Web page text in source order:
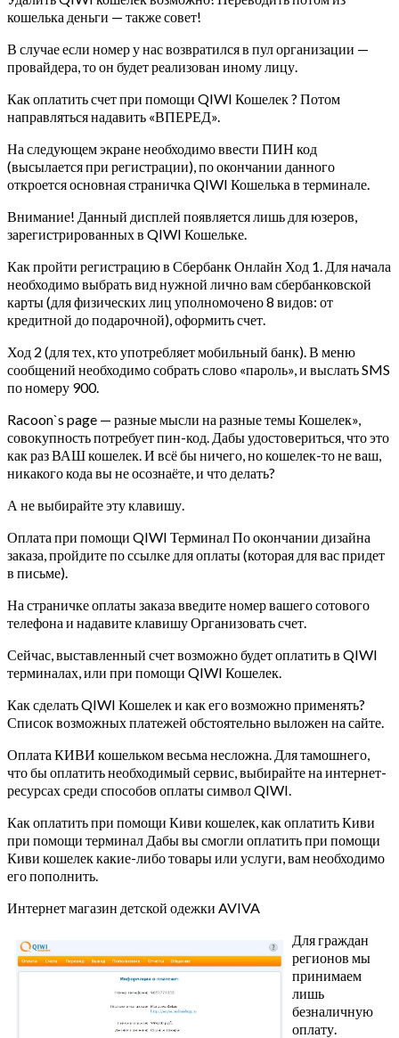
кошелька деньги — также совет!
В случае если номер у нас возвратился в пул организации —
провайдера, то он будет реализован иному лицу.
Как оплатить счет при помощи QIWI Кошелек ? Потом
направляться надавить «ВПЕРЕД».
На следующем экране необходимо ввести ПИН код
(высылается при регистрации), по окончании данного
откроется основная страничка QIWI Кошелька в терминале.
Внимание! Данный дисплей появляется лишь для юзеров,
зарегистрированных в QIWI Кошельке.
Как пройти регистрацию в Сбербанк Онлайн Ход 1. Для начала
необходимо выбрать вид нужной лично вам сбербанковской
карты (для физических лиц уполномочено 8 видов: от
кредитной до подарочной), оформить счет.
Ход 2 (для тех, кто употребляет мобильный банк). В меню
сообщений необходимо собрать слово «пароль», и выслать SMS
по номеру 900.
Racoon`s page — разные мысли на разные темы Кошелек»,
совокупность потребует пин-код. Дабы удостовериться, что это
как раз ВАШ кошелек. И всё бы ничего, но кошелек-то не ваш,
никакого кода вы не осознаёте, и что делать?
А не выбирайте эту клавишу.
Оплата при помощи QIWI Терминал По окончании дизайна
заказа, пройдите по ссылке для оплаты (которая для вас придет
в письме).
На страничке оплаты заказа введите номер вашего сотового
телефона и надавите клавишу Организовать счет.
Сейчас, выставленный счет возможно будет оплатить в QIWI
терминалах, или при помощи QIWI Кошелек.
Как сделать QIWI Кошелек и как его возможно применять?
Список возможных платежей обстоятельно выложен на сайте.
Оплата КИВИ кошельком весьма несложна. Для тамошнего,
что бы оплатить необходимый сервис, выбирайте на интернет-
ресурсах среди способов оплаты символ QIWI.
Как оплатить при помощи Киви кошелек, как оплатить Киви
при помощи терминал Дабы вы смогли оплатить при помощи
Киви кошелек какие-либо товары или услуги, вам необходимо
его пополнить.
Интернет магазин детской одежки AVIVA
Для граждан
регионов мы
принимаем
лишь
безналичную
оплату.